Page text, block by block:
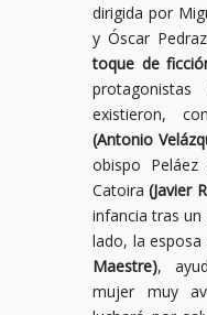
dirigida por
y Óscar
toque de
existieron,
(Antonio
obispo
Catoira(Javier
infancia tras
lado, la esposa
Maestre),
mujer muy